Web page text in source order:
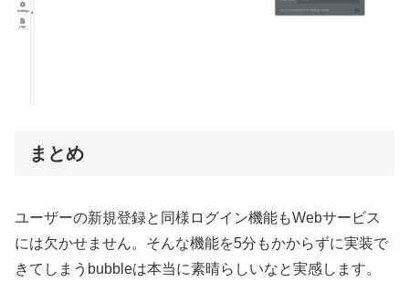
まとめ
ユーザーの新規登録と同様ログイン機能もWebサービス
には欠かせません。そんな機能を5分もかからずに実装で
きてしまうbubbleは本当に素晴らしいなと実感します。